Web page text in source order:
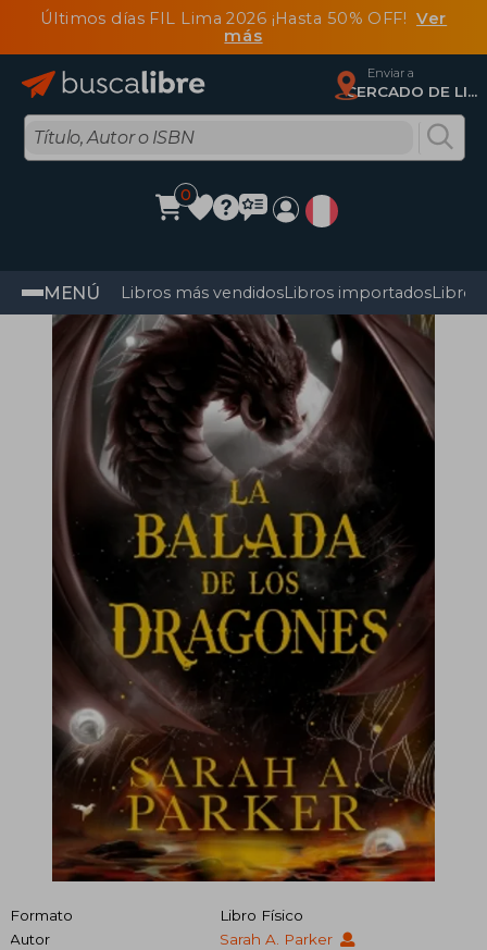
Últimos días FIL Lima 2026 ¡Hasta 50% OFF!Ver
más
Enviar a
CERCADO DE LIMA, Lima
0
MENÚ Libros más vendidosLibros importadosLibros
Formato
Libro Físico
Autor
Sarah A. Parker